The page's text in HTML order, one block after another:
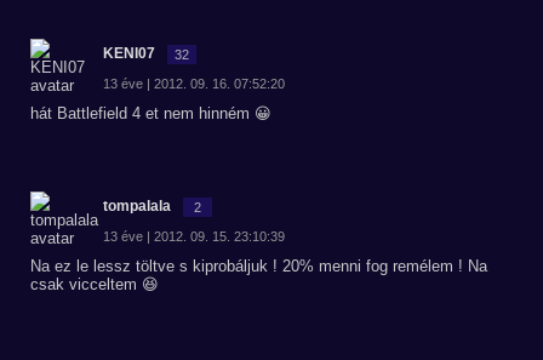
KENI07 32
13 éve | 2012. 09. 16. 07:52:20
hát Battlefield 4 et nem hinném 😀
tompalala 2
13 éve | 2012. 09. 15. 23:10:39
Na ez le lessz töltve s kiprobáljuk ! 20% menni fog remélem ! Na
csak vicceltem 😆